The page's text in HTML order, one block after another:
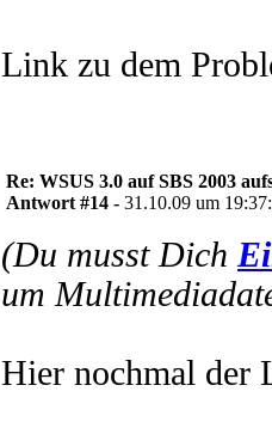
Link zu dem
Re: WSUS 3.0 auf SBS 2003
Antwort #14 - 31.10.09 um
(Du musst Dich
um
Hier nochmal der